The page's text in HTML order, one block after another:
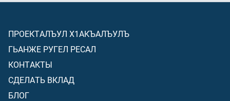
ПРОЕКТАЛЪУЛ Х1АКЪАЛЪУЛЪ
ГЬАНЖЕ РУГЕЛ РЕСАЛ
КОНТАКТЫ
СДЕЛАТЬ ВКЛАД
БЛОГ